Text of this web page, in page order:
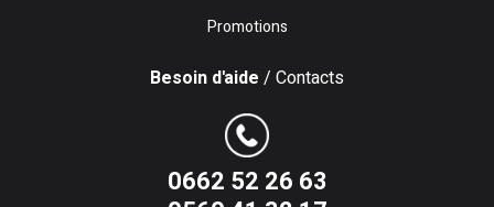
Promotions
Besoin d'aide / Contacts
0662 52 26 63